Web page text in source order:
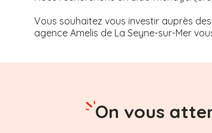
Vous souhaitez vous investir auprès
agence Amelis de La Seyne-sur-Mer
On vous